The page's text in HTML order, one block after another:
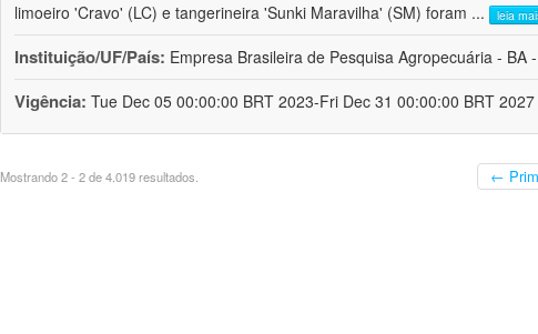
limoeiro 'Cravo' (LC) e tangerineira 'Sunki Maravilha' (SM) foram ... leia
Instituição/UF/País: Empresa Brasileira de Pesquisa Agropecuária - BA
Vigência: Tue Dec 05 00:00:00 BRT 2023-Fri Dec 31 00:00:00 BRT 2027
Mostrando 2 - 2 de 4.019 resultados. ←